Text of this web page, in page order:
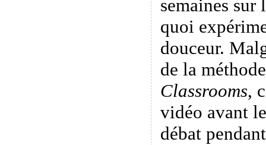
semaines sur
quoi
douceur.
de la
Classrooms,
vidéo avant
débat